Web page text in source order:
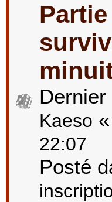
Kaeso «
22:07
Posté